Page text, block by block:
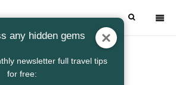
any hidden gems
newsletter full travel tips
for free: